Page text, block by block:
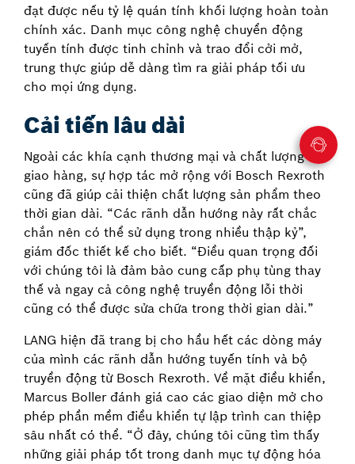
đạt được nếu tỷ lệ quán tính khối lượng hoàn toàn
chính xác. Danh mục công nghệ chuyển động
tuyến tính được tinh chỉnh và trao đổi cởi mở,
trung thực giúp dễ dàng tìm ra giải pháp tối ưu
cho mọi ứng dụng.
Cải tiến lâu dài
Ngoài các khía cạnh thương mại và chất lượng
giao hàng, sự hợp tác mở rộng với Bosch Rexroth
cũng đã giúp cải thiện chất lượng sản phẩm theo
thời gian dài. “Các rãnh dẫn hướng này rất chắc
chắn nên có thể sử dụng trong nhiều thập kỷ”,
giám đốc thiết kế cho biết. “Điều quan trọng đối
với chúng tôi là đảm bảo cung cấp phụ tùng thay
thế và ngay cả công nghệ truyền động lỗi thời
cũng có thể được sửa chữa trong thời gian dài.”
LANG hiện đã trang bị cho hầu hết các dòng máy
của mình các rãnh dẫn hướng tuyến tính và bộ
truyền động từ Bosch Rexroth. Về mặt điều khiển,
Marcus Boller đánh giá cao các giao diện mở cho
phép phần mềm điều khiển tự lập trình can thiệp
sâu nhất có thể. “Ở đây, chúng tôi cũng tìm thấy
những giải pháp tốt trong danh mục tự động hóa